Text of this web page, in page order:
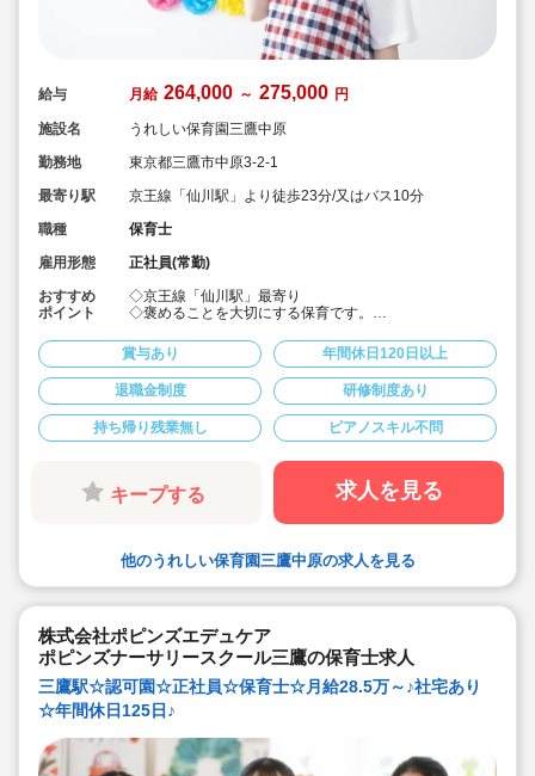
給与 月給 264,000 ～ 275,000 円
施設名
うれしい保育園三鷹中原
勤務地
東京都三鷹市中原3-2-1
最寄り駅
京王線「仙川駅」より徒歩23分/又はバス10分
職種
保育士
雇用形態
正社員(常勤)
おすすめ
ポイント
◇京王線「仙川駅」最寄り
◇褒めることを大切にする保育です。
◇給与水準高めです。頑張った分評価賞与で還元されま
す
◇評価賞与額も年々アップされています
◇プライベートを重視して働けます！
◇子ども達各人のペースに合わせて進めていきます。
◇きれいな園舎でご勤務いただけます！
◇介護施設を運営している会社なので、異世代間交流が
◇研修制度も充実しており、職員の方の成長をサポート
しています！
◇みらいスターズプログラムという独自の教育プログラ
キュラムがあります
レクチャーしてくれたりと職員が学べる環境もあります
◇食育行事食、お弁当給食、クッキングに取り組んでい
ます。
◇働きやすい環境づくりが評価され「くるみん」認定・
「パートタイム労働者活躍推進企業表彰、最優良賞」受
賞
賞与あり 年間休日120日以上
退職金制度 研修制度あり
持ち帰り残業無し ピアノスキル不問
キープする 求人を見る
他のうれしい保育園三鷹中原の求人を見る
株式会社ポピンズエデュケア
ポピンズナーサリースクール三鷹の保育士求人
三鷹駅☆認可園☆正社員☆保育士☆月給28.5万～♪社宅あり
☆年間休日125日♪